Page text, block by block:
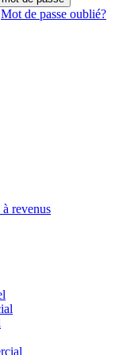
Mot de passe oublié?
revenus